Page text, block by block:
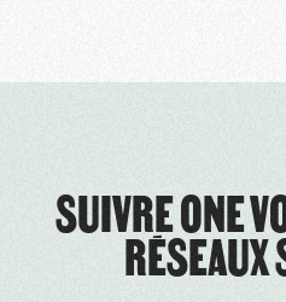
SUIVRE ONE